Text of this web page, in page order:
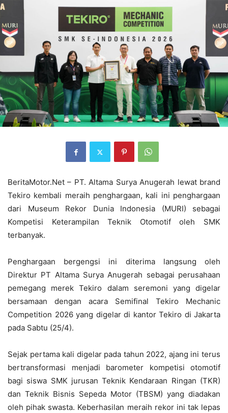
BeritaMotor.Net – PT. Altama Surya Anugerah lewat brand
Tekiro kembali meraih penghargaan, kali ini penghargaan
dari Museum Rekor Dunia Indonesia (MURI) sebagai
Kompetisi Keterampilan Teknik Otomotif oleh SMK
terbanyak.
Penghargaan bergengsi ini diterima langsung oleh
Direktur PT Altama Surya Anugerah sebagai perusahaan
pemegang merek Tekiro dalam seremoni yang digelar
bersamaan dengan acara Semifinal Tekiro Mechanic
Competition 2026 yang digelar di kantor Tekiro di Jakarta
pada Sabtu (25/4).
Sejak pertama kali digelar pada tahun 2022, ajang ini terus
bertransformasi menjadi barometer kompetisi otomotif
bagi siswa SMK jurusan Teknik Kendaraan Ringan (TKR)
dan Teknik Bisnis Sepeda Motor (TBSM) yang diadakan
oleh pihak swasta. Keberhasilan meraih rekor ini tak lepas